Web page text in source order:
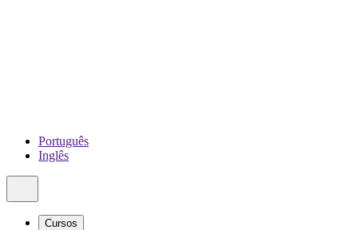
Português
Inglês
Cursos